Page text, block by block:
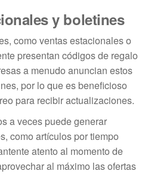
y boletines
como ventas estacionales o
presentan códigos de regalo
a menudo anuncian estos
por lo que es beneficioso
para recibir actualizaciones.
a veces puede generar
como artículos por tiempo
atento al momento de
al máximo las ofertas